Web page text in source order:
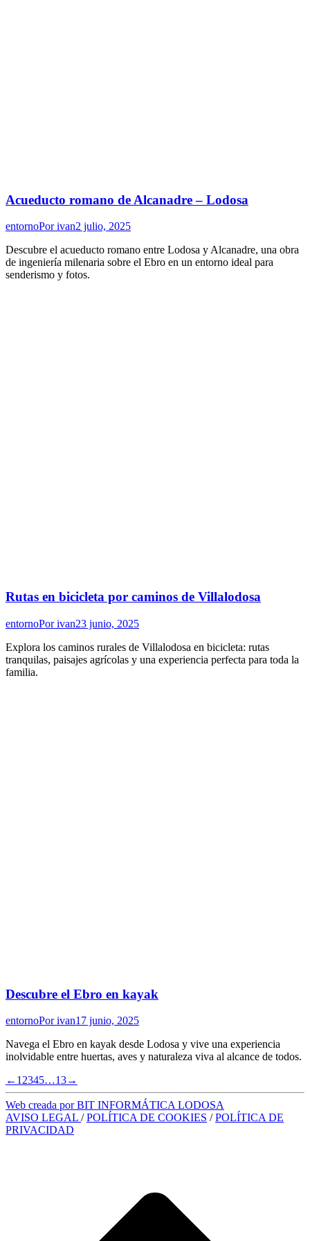
Acueducto romano de Alcanadre – Lodosa
entornoPorivan2 julio, 2025
Descubre el acueducto romano entre Lodosa y Alcanadre, una obra
de ingeniería milenaria sobre el Ebro en un entorno ideal para
senderismo y fotos.
Rutas en bicicleta por caminos de Villalodosa
entornoPorivan23 junio, 2025
Explora los caminos rurales de Villalodosa en bicicleta: rutas
tranquilas, paisajes agrícolas y una experiencia perfecta para toda la
familia.
Descubre el Ebro en kayak
entornoPorivan17 junio, 2025
Navega el Ebro en kayak desde Lodosa y vive una experiencia
inolvidable entre huertas, aves y naturaleza viva al alcance de todos.
← 1 2345…13→
Web creada por BIT INFORMÁTICA LODOSA
AVISO LEGAL /POLÍTICA DE COOKIES /POLÍTICA DE
PRIVACIDAD